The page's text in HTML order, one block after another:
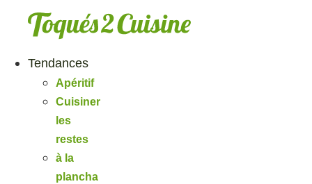
Tendances
Apéritif
Cuisiner
les
restes
à la
plancha